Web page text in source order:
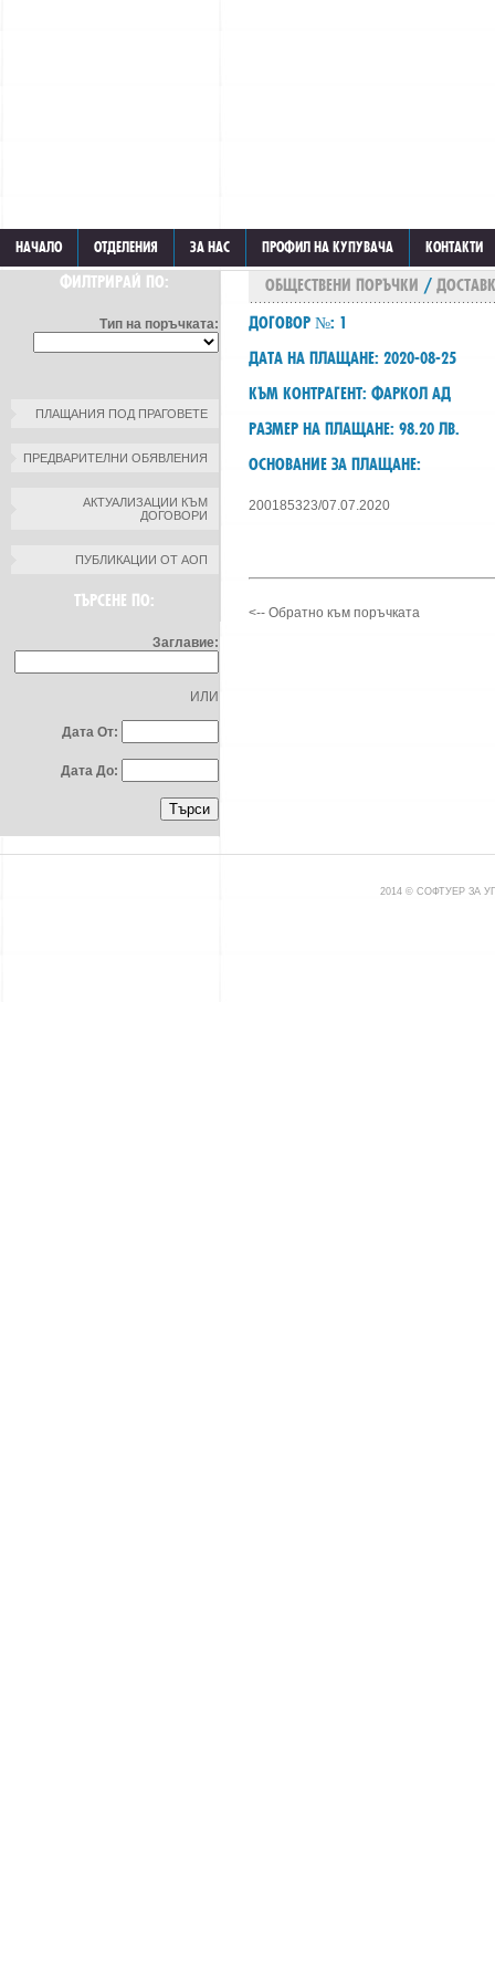
НАЧАЛО ОТДЕЛЕНИЯ ЗА НАС ПРОФИЛ НА КУПУВАЧА КОНТАКТИ
ФИЛТРИРАЙ ПО:
Тип на поръчката:
ПЛАЩАНИЯ ПОД ПРАГОВЕТЕ
ПРЕДВАРИТЕЛНИ ОБЯВЛЕНИЯ
АКТУАЛИЗАЦИИ КЪМ
ДОГОВОРИ
ПУБЛИКАЦИИ ОТ АОП
ТЪРСЕНЕ ПО:
Заглавие:
ИЛИ
Дата От:
Дата До:
ОБЩЕСТВЕНИ ПОРЪЧКИ /
ДОГОВОР №: 1
ДАТА НА ПЛАЩАНЕ: 2020-08-25
КЪМ КОНТРАГЕНТ: ФАРКОЛ АД
РАЗМЕР НА ПЛАЩАНЕ: 98.20 ЛВ.
ОСНОВАНИЕ ЗА ПЛАЩАНЕ:
200185323/07.07.2020
<-- Обратно към поръчката
2014 © СОФТУЕР ЗА